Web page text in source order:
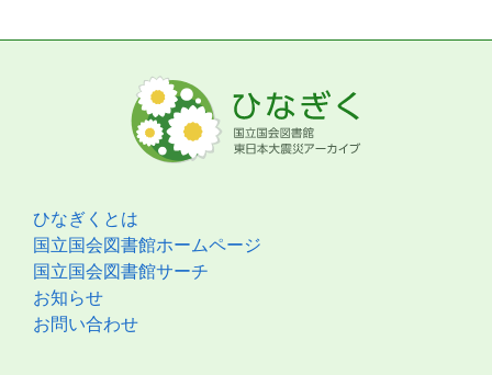
ひなぎくとは
国立国会図書館ホームページ
国立国会図書館サーチ
お知らせ
お問い合わせ